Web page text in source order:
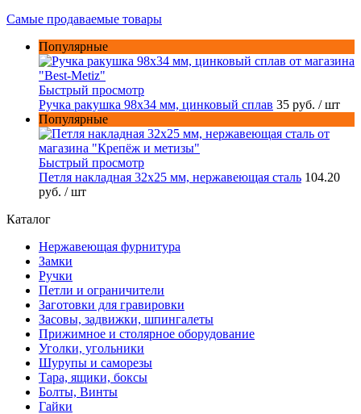
Самые продаваемые товары
Популярные
Быстрый просмотр
Ручка ракушка 98x34 мм, цинковый сплав 35 руб. / шт
Популярные
Быстрый просмотр
Петля накладная 32х25 мм, нержавеющая сталь 104.20
руб. / шт
Каталог
Нержавеющая фурнитура
Замки
Ручки
Петли и ограничители
Заготовки для гравировки
Засовы, задвижки, шпингалеты
Прижимное и столярное оборудование
Уголки, угольники
Шурупы и саморезы
Тара, ящики, боксы
Болты, Винты
Гайки